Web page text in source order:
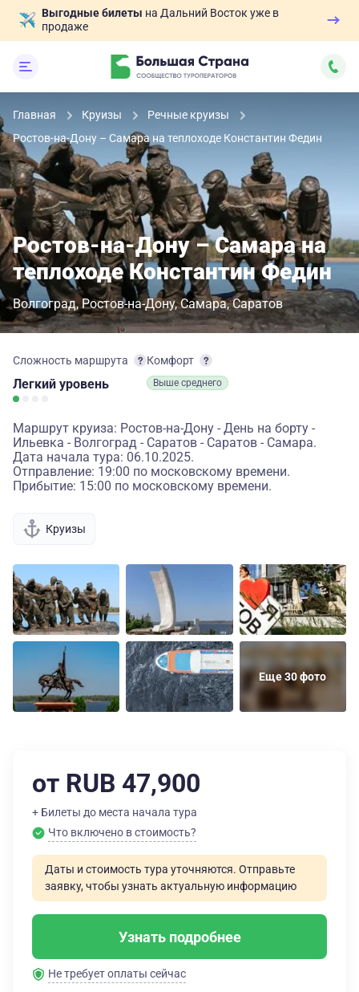
Выгодные билеты на Дальний Восток уже в
продаже
Главная Круизы
Речные круизы
Ростов-на-Дону – Самара на теплоходе Константин Федин
Ростов-на-Дону – Самара на
теплоходе Константин Федин
Волгоград Ростов-на-Дону Самара Саратов
Сложность маршрута
Легкий уровень
Комфорт
Выше среднего
Маршрут круиза: Ростов-на-Дону - День на борту -
Ильевка - Волгоград - Саратов - Саратов - Самара.
Дата начала тура: 06.10.2025.
Отправление: 19:00 по московскому времени.
Прибытие: 15:00 по московскому времени.
Круизы
Еще 30 фото
от RUB 47,900
+ Билеты до места начала тура
Что включено в стоимость?
Даты и стоимость тура уточняются. Отправьте
заявку, чтобы узнать актуальную информацию
Узнать подробнее
Не требует оплаты сейчас